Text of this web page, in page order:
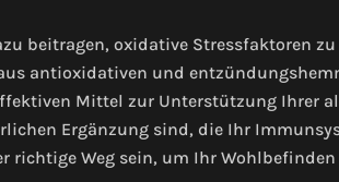
beitragen, oxidative Stressfaktoren
antioxidativen und
Mittel zur Unterstützung Ihrer
Ergänzung sind, die Ihr
richtige Weg sein, um Ihr